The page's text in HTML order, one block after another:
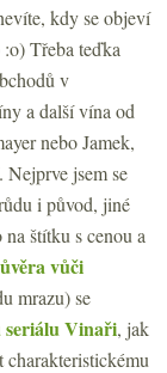
kdy se objeví
Třeba teďka
v
a další vína od
nebo Jamek,
jsem se
i původ, jiné
štítku s cenou a
vůči
mrazu) se
seriálu Vinaři, jak